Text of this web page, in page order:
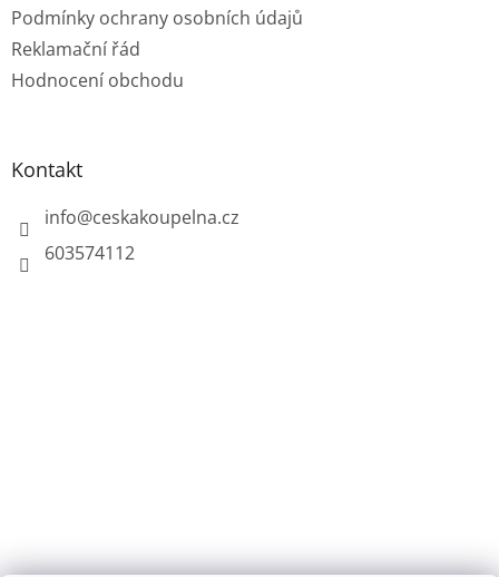
Podmínky ochrany osobních údajů
Reklamační řád
Hodnocení obchodu
Kontakt
info@ceskakoupelna.cz
603574112